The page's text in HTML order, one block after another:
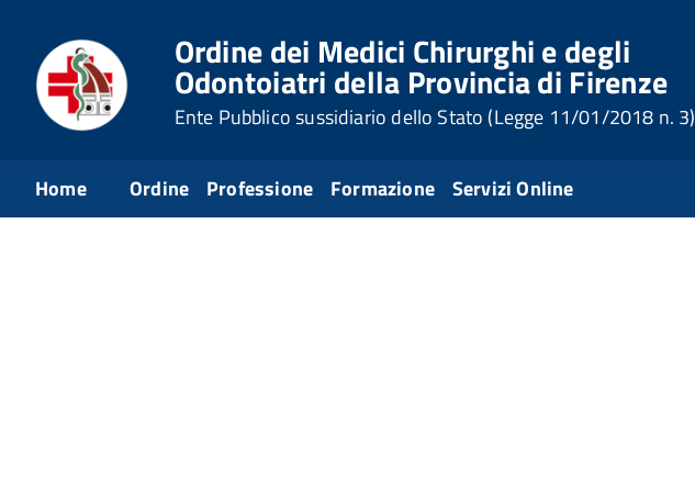
Ordine dei Medici Chirurghi e degli
Odontoiatri della Provincia di Firenze
Ente Pubblico sussidiario dello Stato (Legge 11/01/2018 n. 3)
Home Ordine Professione Formazione Servizi Online